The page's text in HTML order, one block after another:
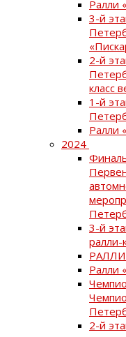
Ралли
3-й
2-й
класс
1-й
Ралли
2024
3-й
ралли-
Ралли
2-й